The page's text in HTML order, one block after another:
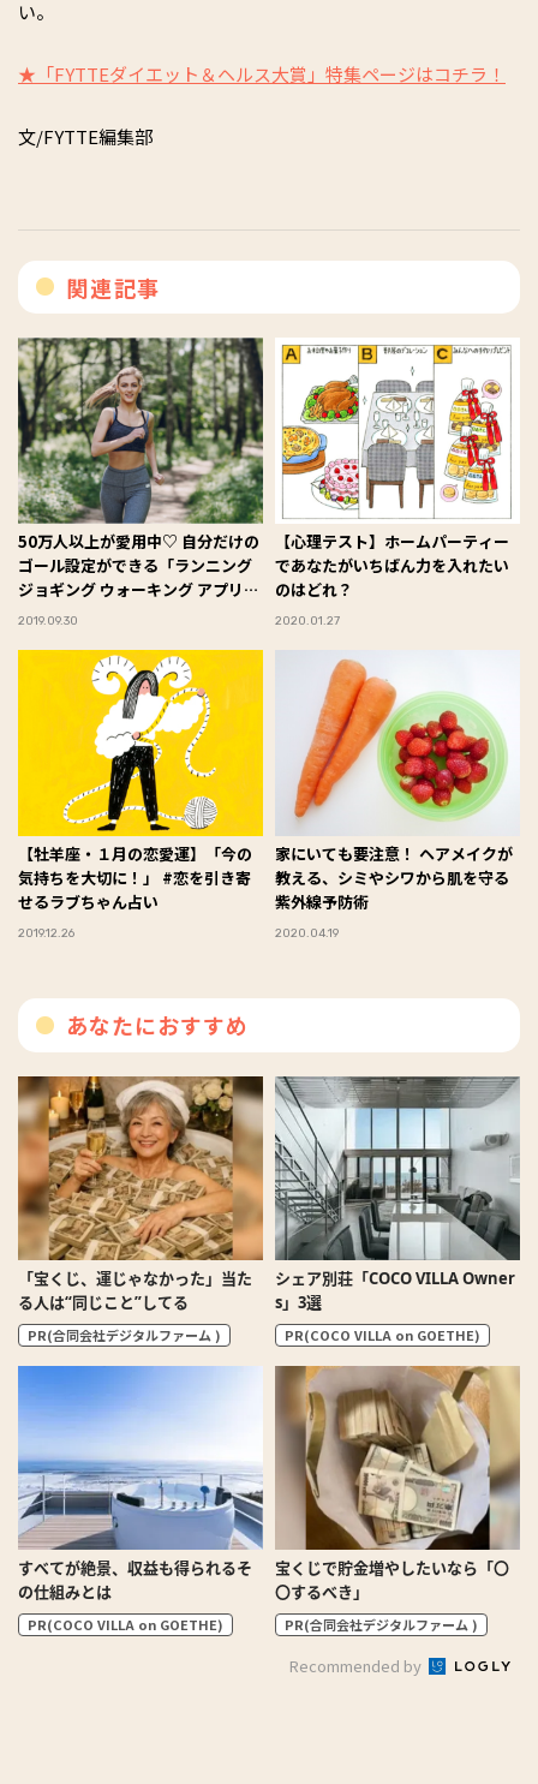
い。
★「FYTTEダイエット＆ヘルス大賞」特集ページはコチラ！
文/FYTTE編集部
関連記事
50万人以上が愛用中♡ 自分だけの
ゴール設定ができる「ランニング
ジョギング ウォーキング アプリ
Goals」
2019.09.30
【心理テスト】ホームパーティー
であなたがいちばん力を入れたい
のはどれ？
2020.01.27
【牡羊座・１月の恋愛運】「今の
気持ちを大切に！」 #恋を引き寄
せるラブちゃん占い
2019.12.26
家にいても要注意！ ヘアメイクが
教える、シミやシワから肌を守る
紫外線予防術
2020.04.19
あなたにおすすめ
「宝くじ、運じゃなかった」当た
る人は“同じこと”してる
PR(合同会社デジタルファーム )
シェア別荘「COCO VILLA Owner
s」3選
PR(COCO VILLA on GOETHE)
すべてが絶景、収益も得られるそ
の仕組みとは
PR(COCO VILLA on GOETHE)
宝くじで貯金増やしたいなら「〇
〇するべき」
PR(合同会社デジタルファーム )
Recommended by